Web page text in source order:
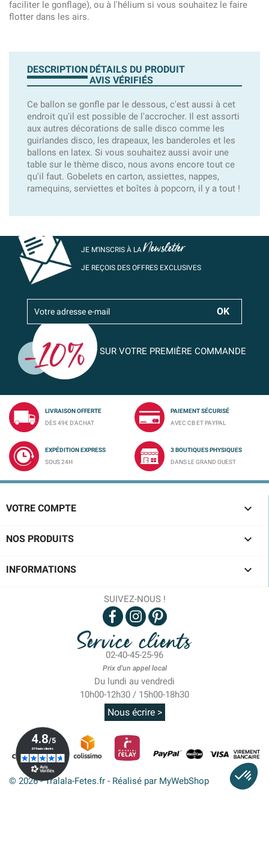
faciliter le gonflage), ou à l'hélium si vous souhaitez le faire
flotter dans les airs.
DESCRIPTION DÉTAILS DU PRODUIT
AVIS VÉRIFIÉS
Ce ballon se gonfle par le dessous, c'est aussi à cet
endroit qu'il est possible de l'accrocher. Il est assorti
aux autres décorations de salle disco comme les
guirlandes disco, les drapeaux, les banderoles et les
ballons en latex. Si vous souhaitez aussi avoir une
table sur le thème disco, nous avons encore tout ce
qu'il faut. Gobelets en carton, assiettes, nappes,
ramequins, serviettes et boîtes à popcorn, il y a tout !
JE M’INSCRIS À LANewsletter
JE REÇOIS DES OFFRES EXCLUSIVES
SUR VOTRE PREMIÈRE COMMANDE
LIVRAISON OFFERTE
DÈS 49€ D'ACHAT
PAIEMENT SÉCURISÉ
AVEC CB ET PAYPAL
EXPÉDITION EXPRESS
SOUS 24H
3 BOUTIQUES PHYSIQUES
DANS LE GRAND OUEST
VOTRE COMPTE 
NOS PRODUITS 
INFORMATIONS 
SUIVEZ-NOUS !
Service clients
02-40-45-25-96
Prix d'un appel local
Du lundi au vendredi
10h00-12h30 / 15h00-18h30
Nous écrire >
© 2026 - Tralala-Fetes.fr - Réalisé par MyWebShop